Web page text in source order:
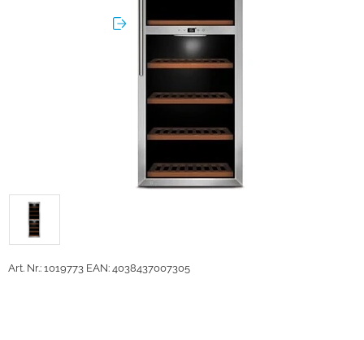
Art. Nr.: 1019773 EAN: 4038437007305